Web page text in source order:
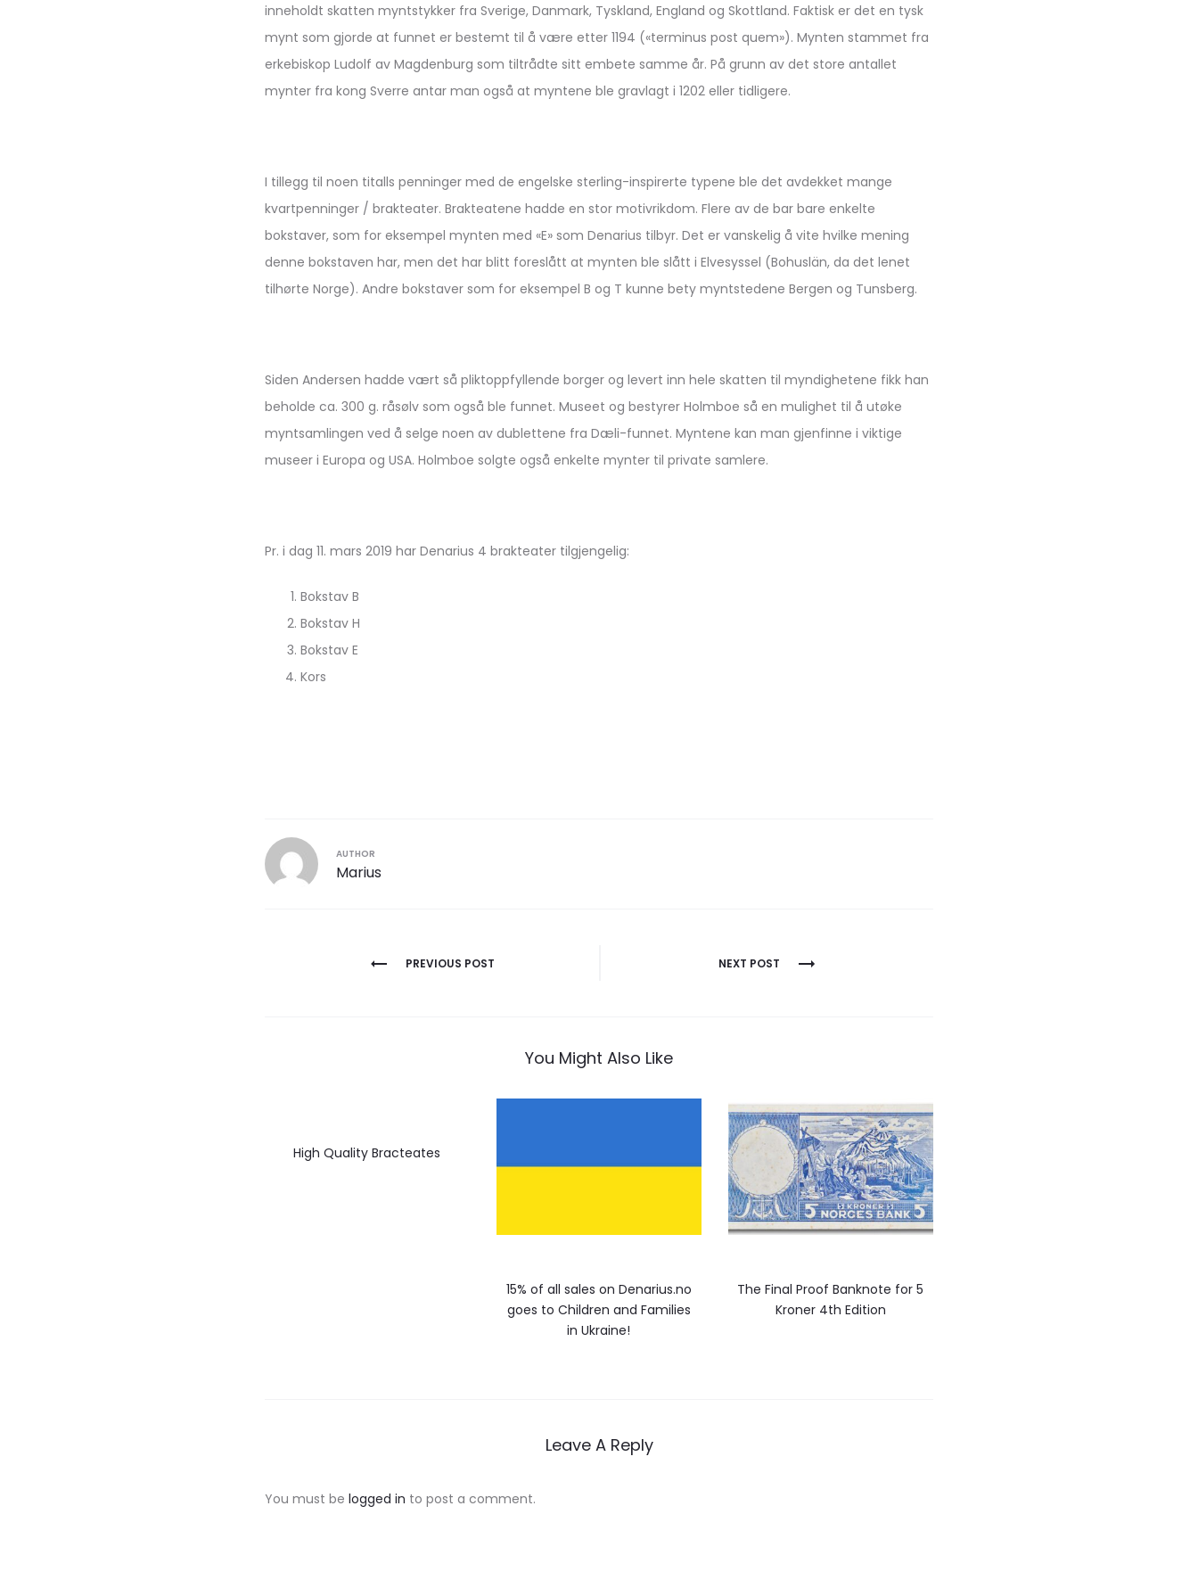
inneholdt skatten myntstykker fra Sverige, Danmark, Tyskland, England og Skottland. Faktisk er det en tysk
mynt som gjorde at funnet er bestemt til å være etter 1194 («terminus post quem»). Mynten stammet fra
erkebiskop Ludolf av Magdenburg som tiltrådte sitt embete samme år. På grunn av det store antallet
mynter fra kong Sverre antar man også at myntene ble gravlagt i 1202 eller tidligere.
I tillegg til noen titalls penninger med de engelske sterling-inspirerte typene ble det avdekket mange
kvartpenninger / brakteater. Brakteatene hadde en stor motivrikdom. Flere av de bar bare enkelte
bokstaver, som for eksempel mynten med «E» som Denarius tilbyr. Det er vanskelig å vite hvilke mening
denne bokstaven har, men det har blitt foreslått at mynten ble slått i Elvesyssel (Bohuslän, da det lenet
tilhørte Norge). Andre bokstaver som for eksempel B og T kunne bety myntstedene Bergen og Tunsberg.
Siden Andersen hadde vært så pliktoppfyllende borger og levert inn hele skatten til myndighetene fikk han
beholde ca. 300 g. råsølv som også ble funnet. Museet og bestyrer Holmboe så en mulighet til å utøke
myntsamlingen ved å selge noen av dublettene fra Dæli-funnet. Myntene kan man gjenfinne i viktige
museer i Europa og USA. Holmboe solgte også enkelte mynter til private samlere.
Pr. i dag 11. mars 2019 har Denarius 4 brakteater tilgjengelig:
Bokstav B
Bokstav H
Bokstav E
Kors
AUTHOR
Marius
PREVIOUS POST NEXT POST
You Might Also Like
High Quality Bracteates
15% of all sales on Denarius.no
goes to Children and Families
in Ukraine!
The Final Proof Banknote for 5
Kroner 4th Edition
Leave A Reply
You must be logged in to post a comment.